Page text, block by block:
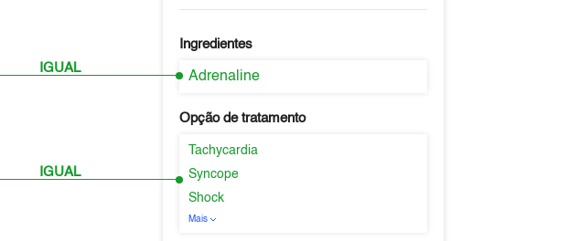
IGUAL
IGUAL
Ingredientes
Adrenaline
Opção de tratamento
Tachycardia
Syncope
Shock
Mais